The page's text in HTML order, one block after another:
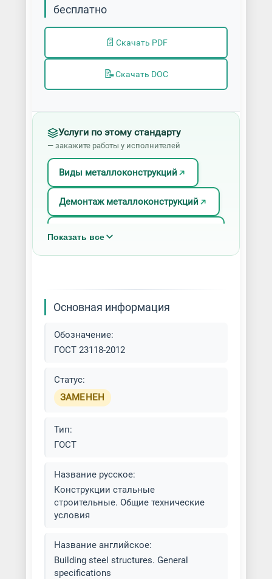
бесплатно
📄 Скачать PDF
📝Скачать DOC
Услуги по этому стандарту
— закажите работы у исполнителей
Виды металлоконструкций
Демонтаж металлоконструкций
Легкие металлоконструкции
Металлоконструкции из
Металлоконструкции
оцинкованные
Монтаж металлоконструкций
Сварные конструкции на заказ
Строительство
Фермы металлические
Показать все
Основная информация
Обозначение:
ГОСТ 23118-2012
Статус:
ЗАМЕНЕН
Тип:
ГОСТ
Название русское:
Конструкции стальные
строительные. Общие технические
условия
Название английское:
Building steel structures. General
specifications